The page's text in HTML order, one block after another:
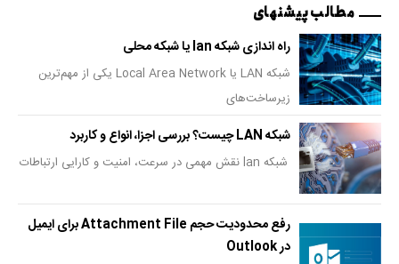
مطالب پیشنهای
راه اندازی شبکه lan یا شبکه محلی
شبکه LAN یا Local Area Network یکی از مهم‌ترین
زیرساخت‌های
شبکه LAN چیست؟ بررسی اجزا، انواع و کاربرد
شبکه lan نقش مهمی در سرعت، امنیت و کارایی ارتباطات
رفع محدودیت حجم Attachment File برای ایمیل
در Outlook